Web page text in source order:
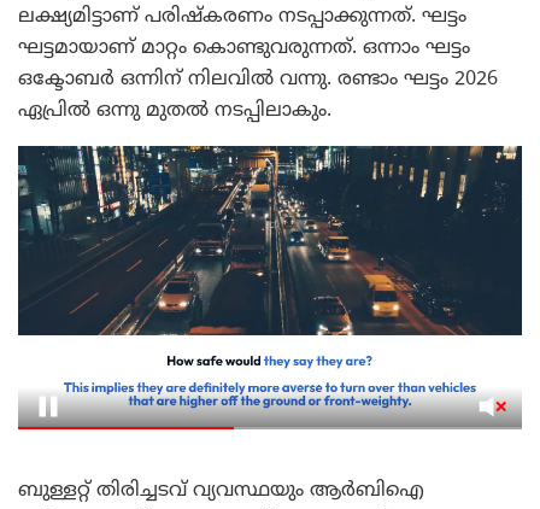
ലക്ഷ്യമിട്ടാണ് പരിഷ്‌കരണം നടപ്പാക്കുന്നത്. ഘട്ടം
ഘട്ടമായാണ് മാറ്റം കൊണ്ടുവരുന്നത്. ഒന്നാം ഘട്ടം
ഒക്ടോബർ ഒന്നിന് നിലവിൽ വന്നു. രണ്ടാം ഘട്ടം 2026
ഏപ്രിൽ ഒന്നു മുതൽ നടപ്പിലാകും.
ബുള്ളറ്റ് തിരിച്ചടവ് വ്യവസ്ഥയും ആർബിഐ